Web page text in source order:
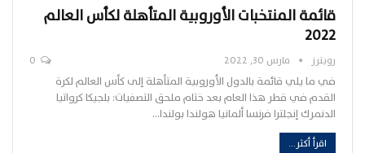
قائمة المنتخبات الأوروبية المتأهلة لكأس العالم
2022
رويترز مارس 30, 2022
في ما يلي قائمة بالدول الأوروبية المتأهلة إلى كأس العالم لكرة
القدم في قطر هذا العام بعد ختام ملحق التصفيات: بلجيكا كرواتيا
الدنمرك إنجلترا فرنسا ألمانيا هولندا بولندا…
اقرأ أكثر...